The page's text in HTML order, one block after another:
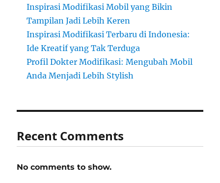
Inspirasi Modifikasi Mobil yang Bikin
Tampilan Jadi Lebih Keren
Inspirasi Modifikasi Terbaru di Indonesia:
Ide Kreatif yang Tak Terduga
Profil Dokter Modifikasi: Mengubah Mobil
Anda Menjadi Lebih Stylish
Recent Comments
No comments to show.